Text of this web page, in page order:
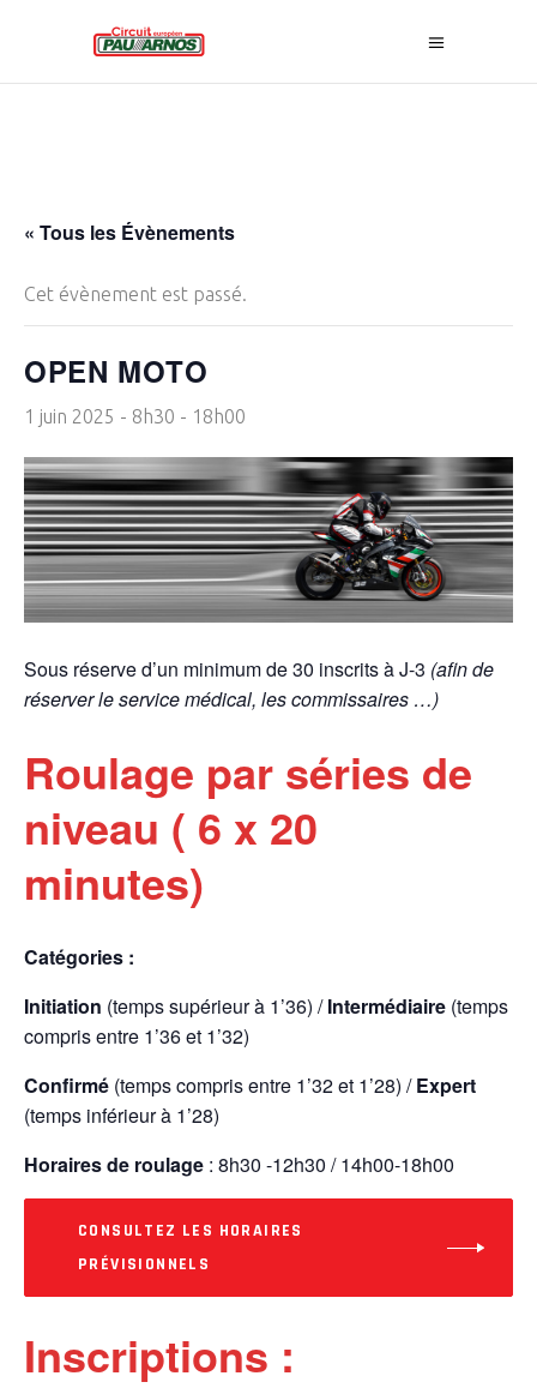
« Tous les Évènements
Cet évènement est passé.
OPEN MOTO
1 juin 2025 - 8h30 - 18h00
Sous réserve d’un minimum de 30 inscrits à J-3 (afin de
réserver le service médical, les commissaires …)
Roulage par séries de
niveau ( 6 x 20
minutes)
Catégories :
Initiation (temps supérieur à 1’36) /Intermédiaire (temps
compris entre 1’36 et 1’32)
Confirmé (temps compris entre 1’32 et 1’28) /Expert
(temps inférieur à 1’28)
Horaires de roulage : 8h30 -12h30 / 14h00-18h00
CONSULTEZ LES HORAIRES
PRÉVISIONNELS
Inscriptions :